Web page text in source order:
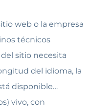
web o la empresa
técnicos
sitio necesita
del idioma, la
disponible…
vivo, con